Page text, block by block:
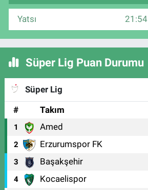
Yatsı 21:54
Süper Lig Puan Durumu
Süper Lig
#
Takım
1 Amed
2 Erzurumspor FK
3 Başakşehir
4 Kocaelispor